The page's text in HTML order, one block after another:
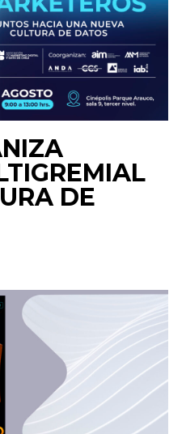
DE